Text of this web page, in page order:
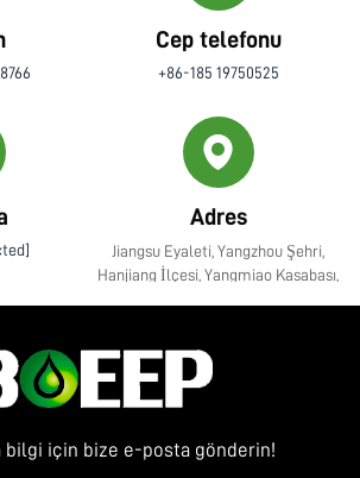
Cep telefonu
+86-185 19750525
Adres
Jiangsu Eyaleti, Yangzhou Şehri,
Hanjiang İlçesi, Yangmiao Kasabası,
bilgi için bize e-posta gönderin!